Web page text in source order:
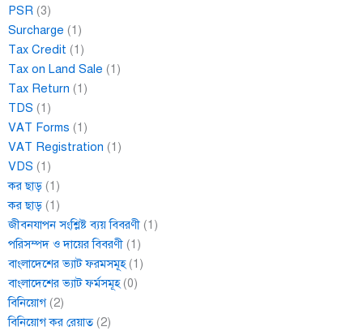
PSR (3)
Surcharge (1)
Tax Credit (1)
Tax on Land Sale (1)
Tax Return (1)
TDS (1)
VAT Forms (1)
VAT Registration (1)
VDS (1)
কর ছাড় (1)
কর ছাড় (1)
জীবনযাপন সংশ্লিষ্ট ব্যয় বিবরণী (1)
পরিসম্পদ ও দায়ের বিবরণী (1)
বাংলাদেশের ভ্যাট ফরমসমূহ(1)
বাংলাদেশের ভ্যাট ফর্মসমূহ(0)
বিনিয়োগ(2)
বিনিয়োগ কর রেয়াত(2)